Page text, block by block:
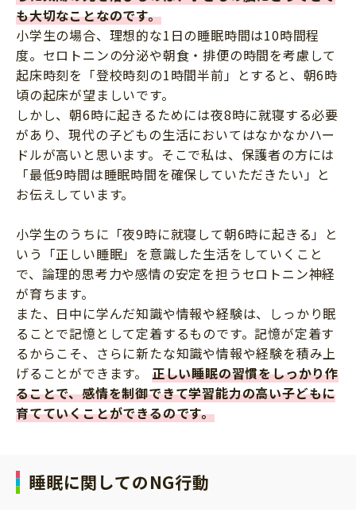
も大切なことなのです。
小学生の場合、理想的な1日の睡眠時間は10時間程
度。セロトニンの分泌や朝食・排便の時間を考慮して
起床時刻を「登校時刻の1時間半前」とすると、朝6時
頃の起床が望ましいです。
しかし、朝6時に起きるためには夜8時に就寝する必要
があり、現代の子どもの生活においてはなかなかハー
ドルが高いと思います。そこで私は、保護者の方には
「最低9時間は睡眠時間を確保していただきたい」と
お伝えしています。
小学生のうちに「夜9時に就寝して朝6時に起きる」と
いう「正しい睡眠」を意識した生活をしていくこと
で、論理的思考力や感情の安定を担うセロトニン神経
が育ちます。
また、日中に学んだ知識や情報や経験は、しっかり眠
ることで記憶として定着するものです。記憶が定着す
るからこそ、さらに新たな知識や情報や経験を積み上
げることができます。 正しい睡眠の習慣をしっかり作
ることで、感情を制御できて学習能力の高い子どもに
育てていくことができるのです。
睡眠に関してのNG行動